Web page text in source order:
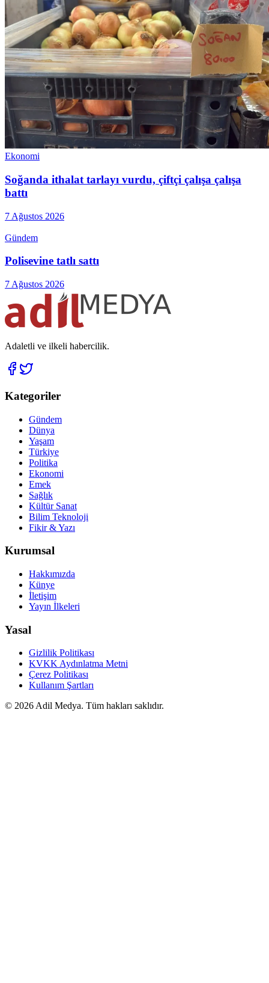
Ekonomi
Soğanda ithalat tarlayı vurdu, çiftçi çalışa çalışa
battı
7 Ağustos 2026
Gündem
Polisevine tatlı sattı
7 Ağustos 2026
Adaletli ve ilkeli habercilik.
Kategoriler
Gündem
Dünya
Yaşam
Türkiye
Politika
Ekonomi
Emek
Sağlık
Kültür Sanat
Bilim Teknoloji
Fikir & Yazı
Kurumsal
Hakkımızda
Künye
İletişim
Yayın İlkeleri
Yasal
Gizlilik Politikası
KVKK Aydınlatma Metni
Çerez Politikası
Kullanım Şartları
© 2026 Adil Medya. Tüm hakları saklıdır.